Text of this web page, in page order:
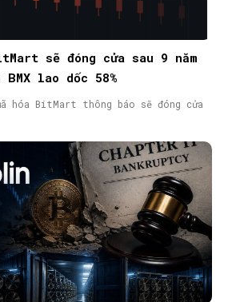
sẽ đóng cửa sau 9 năm
lao dốc 58%
hóa BitMart thông báo sẽ đóng cửa